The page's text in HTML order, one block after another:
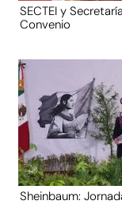
SECTEI y
Convenio
Sheinbaum: